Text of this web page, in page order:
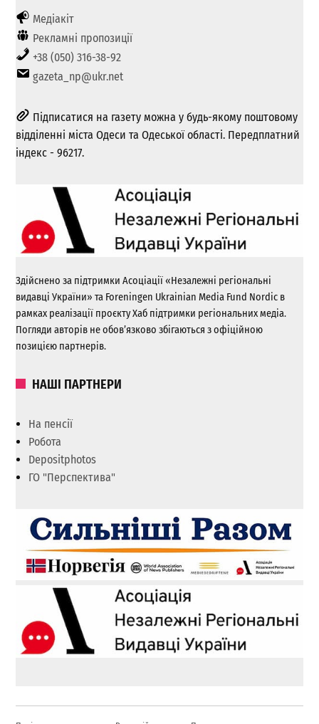
Медіакіт
Рекламні пропозиції
+38 (050) 316-38-92
gazeta_np@ukr.net
Підписатися на газету можна у будь-якому поштовому
відділенні міста Одеси та Одеської області. Передплатний
індекс - 96217.
Здійснено за підтримки Асоціації «Незалежні регіональні
видавці України» та Foreningen Ukrainian Media Fund Nordic в
рамках реалізації проєкту Хаб підтримки регіональних медіа.
Погляди авторів не обов’язково збігаються з офіційною
позицією партнерів.
НАШІ ПАРТНЕРИ
На пенсії
Робота
Depositphotos
ГО "Перспектива"